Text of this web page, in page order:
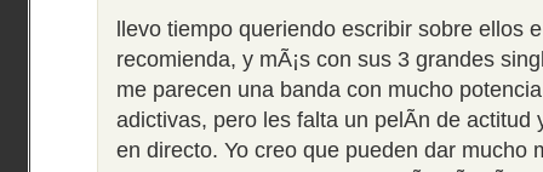
llevo tiempo queriendo escribir sobre ellos
recomienda, y mÃ¡s con sus 3 grandes
me parecen una banda con mucho
adictivas, pero les falta un pelÃ­n de actitud
en directo. Yo creo que pueden dar mucho